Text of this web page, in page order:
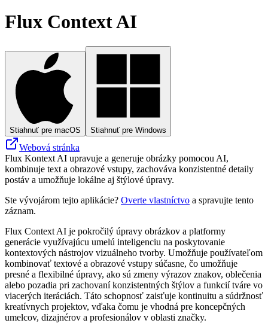
Flux Context AI
Stiahnuť pre macOS Stiahnuť pre Windows
Webová stránka
Flux Kontext AI upravuje a generuje obrázky pomocou AI,
kombinuje text a obrazové vstupy, zachováva konzistentné detaily
postáv a umožňuje lokálne aj štýlové úpravy.
Ste vývojárom tejto aplikácie? Overte vlastníctvo a spravujte tento
záznam.
Flux Context AI je pokročilý úpravy obrázkov a platformy
generácie využívajúcu umelú inteligenciu na poskytovanie
kontextových nástrojov vizuálneho tvorby. Umožňuje používateľom
kombinovať textové a obrazové vstupy súčasne, čo umožňuje
presné a flexibilné úpravy, ako sú zmeny výrazov znakov, oblečenia
alebo pozadia pri zachovaní konzistentných štýlov a funkcií tváre vo
viacerých iteráciách. Táto schopnosť zaisťuje kontinuitu a súdržnosť
kreatívnych projektov, vďaka čomu je vhodná pre koncepčných
umelcov, dizajnérov a profesionálov v oblasti značky.